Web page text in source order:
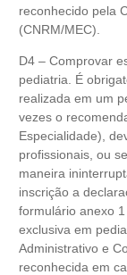
reconhecido pela
(CNRM/MEC).
D4 – Comprovar
pediatria. É
realizada em um
vezes o
Especialidade),
profissionais, ou
maneira
inscrição a
formulário anexo
exclusiva em
Administrativo e
reconhecida em